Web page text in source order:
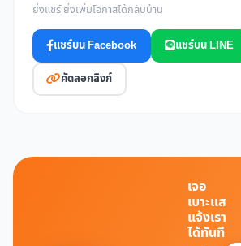
ยิ่งแชร์ ยิ่งเพิ่มโอกาสได้กลับบ้าน
แชร์บน Facebook แชร์บน LINE
คัดลอกลิงก์
เจอ
เบาะแส
แจ้งเรา
ได้ทันที